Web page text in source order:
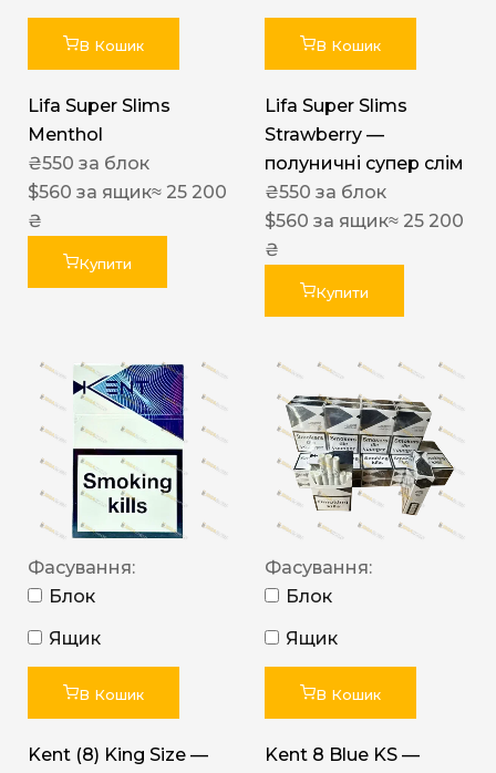
В Кошик
Lifa Super Slims
Menthol
₴550 за блок
$560 за ящик≈ 25 200
₴
Купити
В Кошик
Lifa Super Slims
Strawberry —
полуничні супер слім
₴550 за блок
$560 за ящик≈ 25 200
₴
Купити
Фасування:
Блок
Ящик
В Кошик
Kent (8) King Size —
Фасування:
Блок
Ящик
В Кошик
Kent 8 Blue KS —